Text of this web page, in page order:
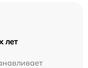
лет